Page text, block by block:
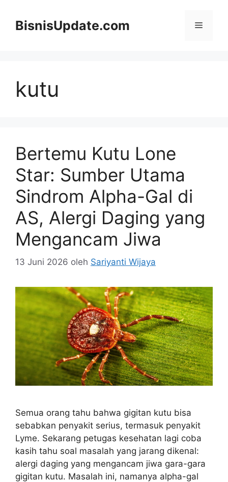
BisnisUpdate.com Menu
kutu
Bertemu Kutu Lone
Star: Sumber Utama
Sindrom Alpha-Gal di
AS, Alergi Daging yang
Mengancam Jiwa
13 Juni 2026 oleh Sariyanti Wijaya
Semua orang tahu bahwa gigitan kutu bisa
sebabkan penyakit serius, termasuk penyakit
Lyme. Sekarang petugas kesehatan lagi coba
kasih tahu soal masalah yang jarang dikenal:
alergi daging yang mengancam jiwa gara-gara
gigitan kutu. Masalah ini, namanya alpha-gal